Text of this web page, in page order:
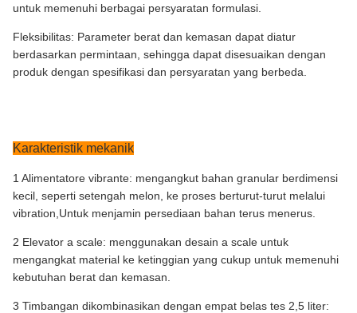
untuk memenuhi berbagai persyaratan formulasi.
Fleksibilitas: Parameter berat dan kemasan dapat diatur
berdasarkan permintaan, sehingga dapat disesuaikan dengan
produk dengan spesifikasi dan persyaratan yang berbeda.
Karakteristik mekanik
1 Alimentatore vibrante: mengangkut bahan granular berdimensi
kecil, seperti setengah melon, ke proses berturut-turut melalui
vibration,Untuk menjamin persediaan bahan terus menerus.
2 Elevator a scale: menggunakan desain a scale untuk
mengangkat material ke ketinggian yang cukup untuk memenuhi
kebutuhan berat dan kemasan.
3 Timbangan dikombinasikan dengan empat belas tes 2,5 liter: